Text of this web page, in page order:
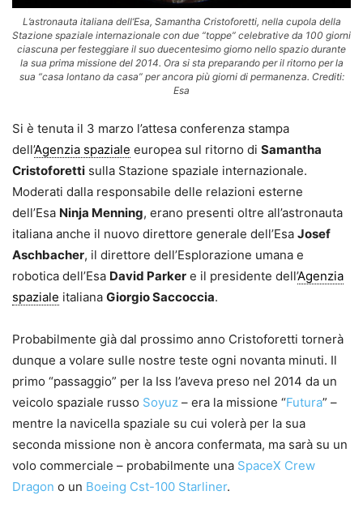
L’astronauta italiana dell’Esa, Samantha Cristoforetti, nella cupola della
Stazione spaziale internazionale con due “toppe” celebrative da 100 giorni
ciascuna per festeggiare il suo duecentesimo giorno nello spazio durante
la sua prima missione del 2014. Ora si sta preparando per il ritorno per la
sua “casa lontano da casa” per ancora più giorni di permanenza. Crediti:
Esa
Si è tenuta il 3 marzo l’attesa conferenza stampa
dell’Agenzia spaziale europea sul ritorno di Samantha
Cristoforetti sulla Stazione spaziale internazionale.
Moderati dalla responsabile delle relazioni esterne
dell’Esa Ninja Menning, erano presenti oltre all’astronauta
italiana anche il nuovo direttore generale dell’Esa Josef
Aschbacher, il direttore dell’Esplorazione umana e
robotica dell’Esa David Parker e il presidente dell’Agenzia
spaziale italiana Giorgio Saccoccia.
Probabilmente già dal prossimo anno Cristoforetti tornerà
dunque a volare sulle nostre teste ogni novanta minuti. Il
primo “passaggio” per la Iss l’aveva preso nel 2014 da un
veicolo spaziale russo Soyuz – era la missione “Futura” –
mentre la navicella spaziale su cui volerà per la sua
seconda missione non è ancora confermata, ma sarà su un
volo commerciale – probabilmente una SpaceX Crew
Dragon o un Boeing Cst-100 Starliner.